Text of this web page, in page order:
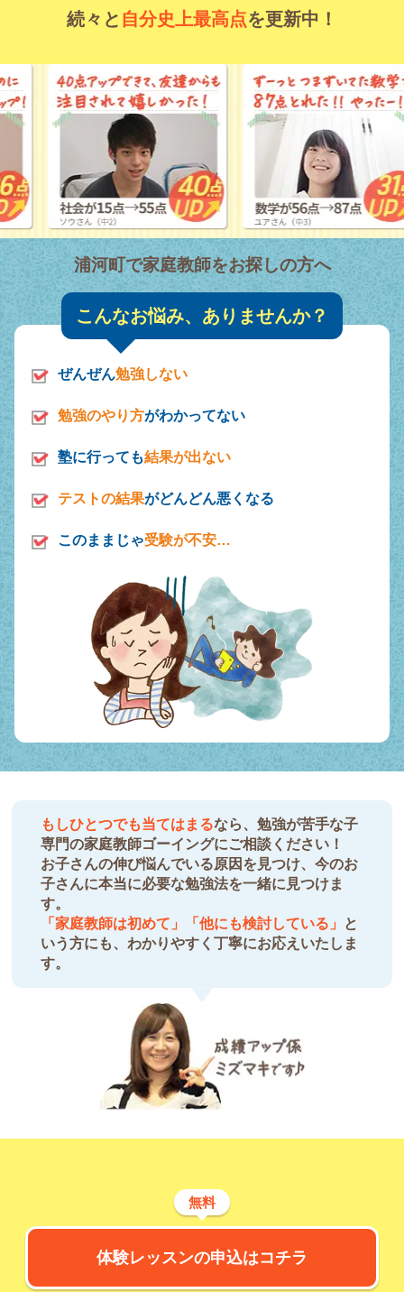
続々と 自分史上最高点を更新中！
浦河町で家庭教師をお探しの方へ
こんなお悩み、ありませんか？
ぜんぜん勉強しない
勉強のやり方がわかってない
塾に行っても結果が出ない
テストの結果がどんどん悪くなる
このままじゃ受験が不安…
もしひとつでも当てはまるなら、勉強が苦手な子
専門の家庭教師ゴーイングにご相談ください！
お子さんの伸び悩んでいる原因を見つけ、今のお
子さんに本当に必要な勉強法を一緒に見つけま
す。
「家庭教師は初めて」「他にも検討している」 と
いう方にも、わかりやすく丁寧にお応えいたしま
す。
無料
体験レッスンの申込はコチラ